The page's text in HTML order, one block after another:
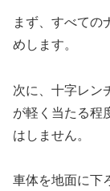
まず、すべての
めします。
次に、十字レン
が軽く当たる程
はしません。
車体を地面に下